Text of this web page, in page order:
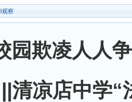
观察
园欺凌人人
清凉店中学“